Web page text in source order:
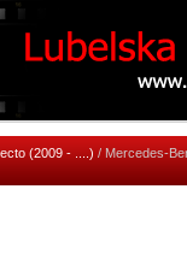
(2009 - ....) / Mercedes-